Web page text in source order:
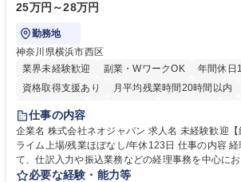
25万円～28万円
勤務地
神奈川県横浜市西区
業界未経験歓迎
副業・WワークOK
年間休日
資格取得支援あり
月平均残業時間20時間以内
未経験者歓迎
完全週休2日制
交通費支給 駅近5分以内
寮・社宅あり
仕事の内容
企業名 株式会社ネオジャパン 求人名 未経験歓迎【経理/みなとみらい】プ
ライム上場/残業ほぼなし/年休123日 仕事の内容 経理部門メンバーとし
て、仕訳入力や振込業務などの経理事務を中心に
力・確認業務からスタートし、既存メンバーと一緒
必要な経験・能力等